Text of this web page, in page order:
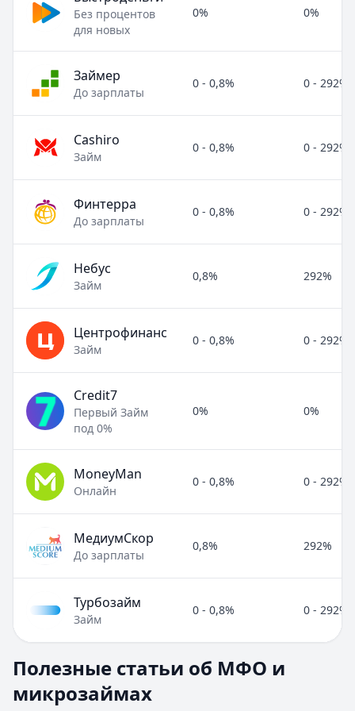
Без процентов
для новых
0% 0%
Займер
До зарплаты
0 - 0,8% 0 - 292%
Cashiro
Займ
0 - 0,8% 0 - 292%
Финтерра
До зарплаты
0 - 0,8% 0 - 292%
Небус
Займ
0,8% 292%
Центрофинанс
Займ
0 - 0,8% 0 - 292%
Credit7
Первый Займ
под 0%
0% 0%
MoneyMan
Онлайн
0 - 0,8% 0 - 292%
МедиумСкор
До зарплаты
0,8% 292%
Турбозайм
Займ
0 - 0,8% 0 - 292%
Раздел:МФО и микрозаймы. Всего статей: 8.
Займ под расписку
Полезные статьи об МФО и
микрозаймах